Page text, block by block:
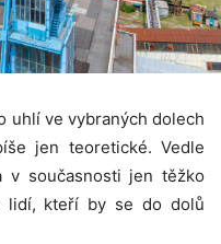
uhlí ve vybraných dolech
jen teoretické. Vedle
v současnosti jen těžko
lidí, kteří by se do dolů